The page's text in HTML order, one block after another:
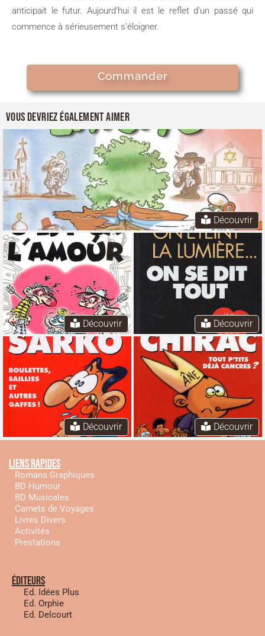
anticipait le futur. Aujourd’hui il est le reflet d’un passé qui
commence à sérieusement s’éloigner.
Commander
Vous devriez également aimer
Découvrir
Découvrir Découvrir
Découvrir Découvrir
Liens rapides
Romans Graphiques
BD Humour
BD Musicales
Carnets de Voyages
Livres Divers
Activités
Prestations
éditeurs
Ed. Idées Plus
Ed. Orphie
Ed. Delcourt